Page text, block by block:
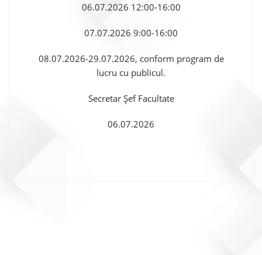
06.07.2026 12:00-16:00
07.07.2026 9:00-16:00
08.07.2026-29.07.2026, conform program de
lucru cu publicul.
Secretar Șef Facultate
06.07.2026